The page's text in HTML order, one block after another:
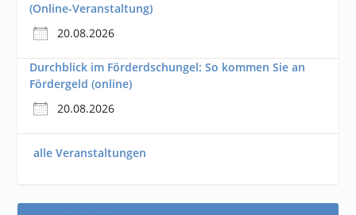
(Online-Veranstaltung)
20.08.2026
Durchblick im Förderdschungel: So kommen Sie an
Fördergeld (online)
20.08.2026
alle Veranstaltungen